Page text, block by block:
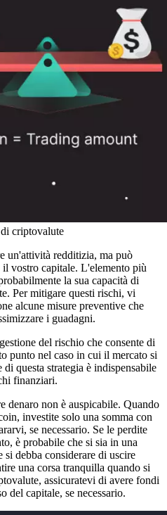
criptovalute
un'attività redditizia, ma può
vostro capitale. L'elemento più
la sua capacità di
Per mitigare questi rischi, vi
alcune misure preventive che
i guadagni.
del rischio che consente di
punto nel caso in cui il mercato si
questa strategia è indispensabile
finanziari.
denaro non è auspicabile. Quando
investite solo una somma con
se necessario. Se le perdite
è probabile che si sia in una
debba considerare di uscire
una corsa tranquilla quando si
assicuratevi di avere fondi
del capitale, se necessario.